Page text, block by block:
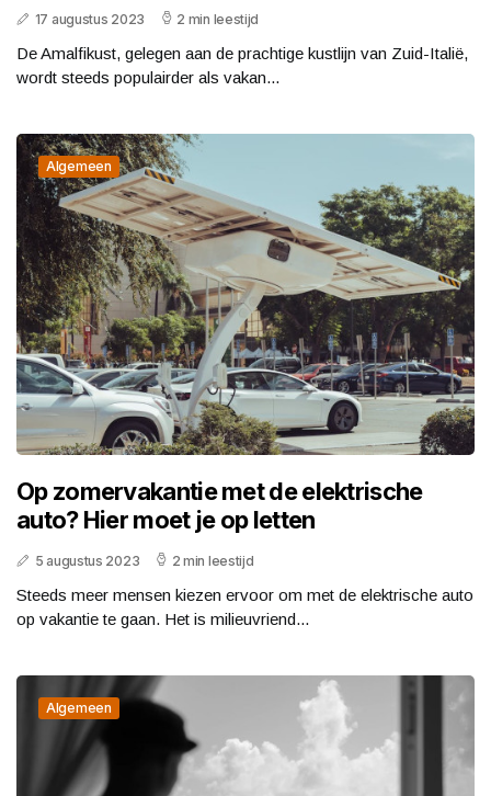
17 augustus 2023 2 min leestijd
De Amalfikust, gelegen aan de prachtige kustlijn van Zuid-Italië,
wordt steeds populairder als vakan...
Algemeen
Op zomervakantie met de elektrische
auto? Hier moet je op letten
5 augustus 2023 2 min leestijd
Steeds meer mensen kiezen ervoor om met de elektrische auto
op vakantie te gaan. Het is milieuvriend...
Algemeen